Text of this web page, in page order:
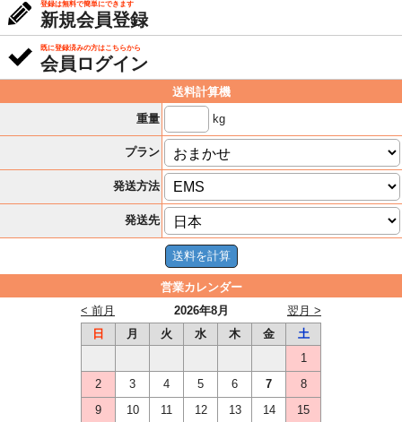
登録は無料で簡単にできます
新規会員登録
既に登録済みの方はこちらから
会員ログイン
送料計算機
重量
kg
プラン
発送方法
発送先
営業カレンダー
2026年8月
< 前月
翌月 >
日
月 火 水 木 金
土
1
2
3 4 5 6 7
8
9
10 11 12 13 14
15